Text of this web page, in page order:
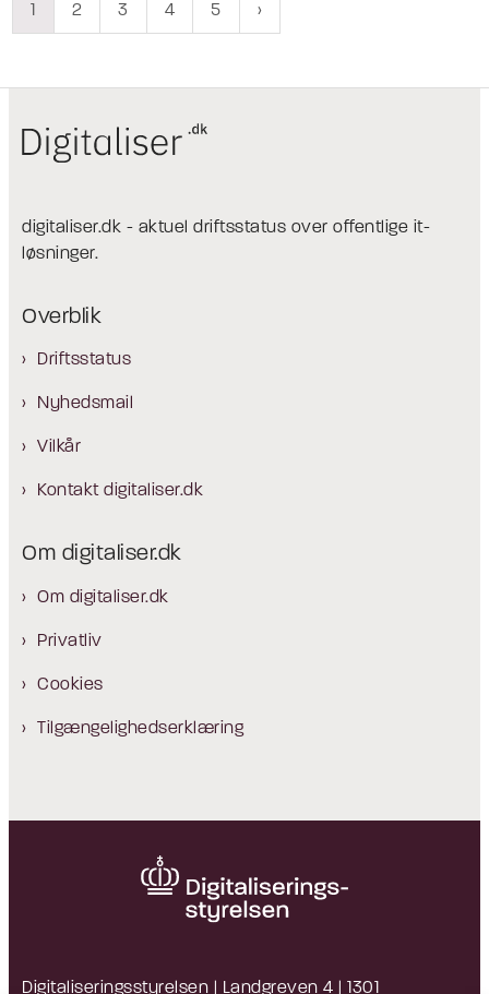
1 2 3 4 5
digitaliser.dk - aktuel driftsstatus over offentlige it-
løsninger.
Overblik
Driftsstatus
Nyhedsmail
Vilkår
Kontakt digitaliser.dk
Om digitaliser.dk
Om digitaliser.dk
Privatliv
Cookies
Tilgængelighedserklæring
Digitaliseringsstyrelsen | Landgreven 4 | 1301